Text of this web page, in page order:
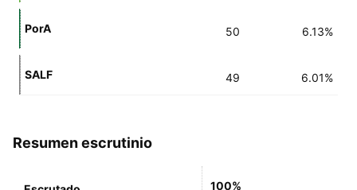
PorA 50 6.13%
SALF 49 6.01%
Resumen escrutinio
100%